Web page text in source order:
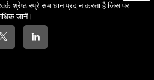
श्रेष्ठ स्प्रे समाधान प्रदान करता है जिस पर
जानें।